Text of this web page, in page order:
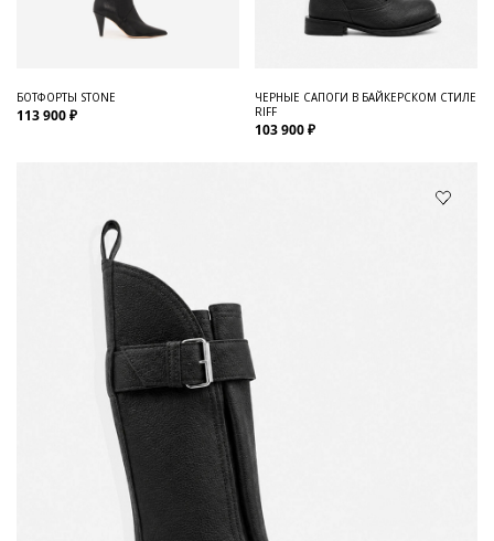
БОТФОРТЫ STONE
113 900 ₽
ЧЕРНЫЕ САПОГИ В БАЙКЕРСКОМ СТИЛЕ
RIFF
103 900 ₽